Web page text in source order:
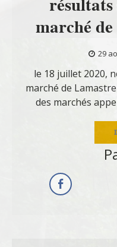
marché
29
le 18 juillet 2020,
marché de
des marchés